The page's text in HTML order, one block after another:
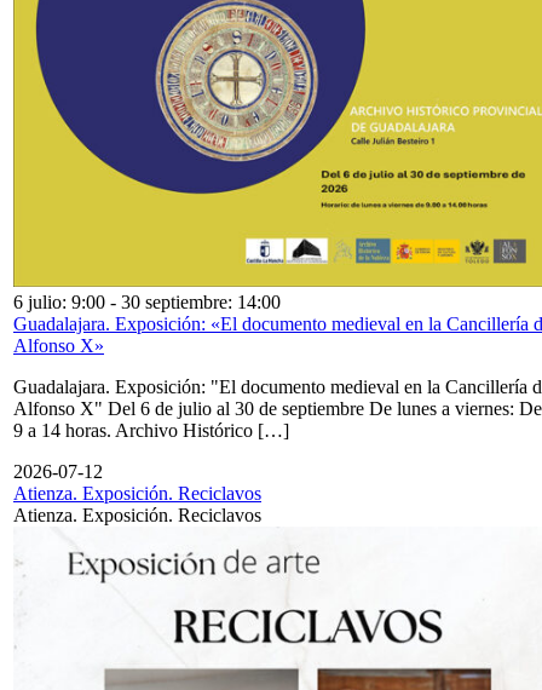
6 julio: 9:00 - 30 septiembre: 14:00
Guadalajara. Exposición: «El documento medieval en la Cancillería
Alfonso X»
Guadalajara. Exposición: "El documento medieval en la Cancillería
Alfonso X" Del 6 de julio al 30 de septiembre De lunes a viernes: De
9 a 14 horas. Archivo Histórico […]
2026-07-12
Atienza. Exposición. Reciclavos
Atienza. Exposición. Reciclavos